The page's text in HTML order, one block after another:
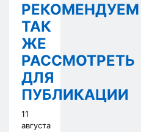
РЕКОМЕНДУЕМ
ТАК
ЖЕ
РАССМОТРЕТЬ
ДЛЯ
ПУБЛИКАЦИИ
11
августа